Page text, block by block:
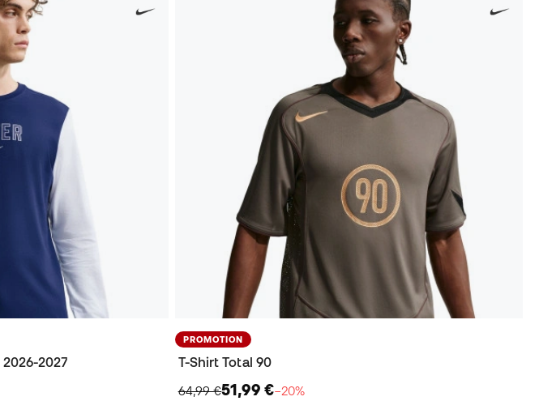
2027
PROMOTION
T-Shirt Total 90
64,99 €51,99 €−20%